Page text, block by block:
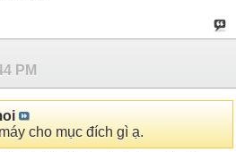
PM
cho mục đích gì ạ.